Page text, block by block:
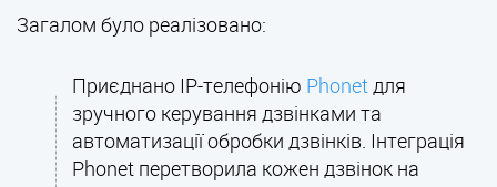
Загалом було реалізовано:
Приєднано IP-телефонію Phonetдля
зручного керування дзвінками та
автоматизації обробки дзвінків. Інтеграція
Phonet перетворила кожен дзвінок на